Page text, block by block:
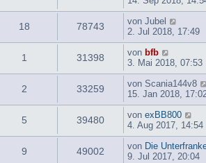
18 78743 von Jubel
2. Jul 2018, 17:49
1 31398 von bfb
3. Mai 2018, 07:53
2 33259 von Scania144v8
15. Jan 2018,
5 39480 von exBB800
4. Aug 2017, 14:54
9 49002 von Die
9. Jul 2017, 20:04